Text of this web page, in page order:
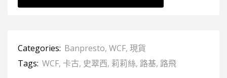
Categories: Banpresto, WCF, 現貨
Tags: WCF, 卡古, 史翠西, 莉莉絲, 路基, 路飛